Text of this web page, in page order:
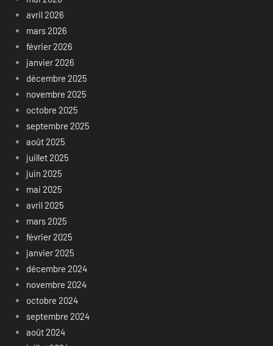
avril 2026
mars 2026
février 2026
janvier 2026
décembre 2025
novembre 2025
octobre 2025
septembre 2025
août 2025
juillet 2025
juin 2025
mai 2025
avril 2025
mars 2025
février 2025
janvier 2025
décembre 2024
novembre 2024
octobre 2024
septembre 2024
août 2024